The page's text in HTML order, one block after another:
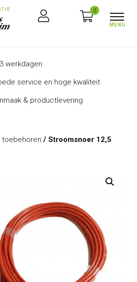
0
werkdagen
service en hoge kwaliteit
& productlevering
/ Stroomsnoer 12,5